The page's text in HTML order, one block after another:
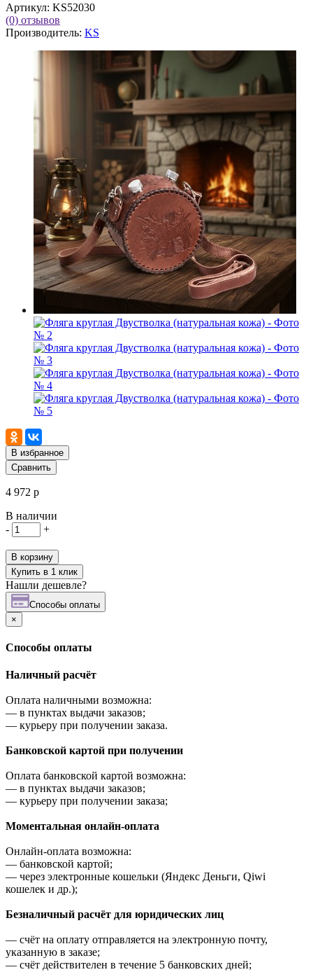
Артикул: KS52030
(0) отзывов
Производитель: KS
В избранное
Сравнить
4 972 р
В наличии
-
+
В корзину
Купить в 1 клик
Нашли дешевле?
Cпособы оплаты
×
Cпособы оплаты
Наличный расчёт
Оплата наличными возможна:
— в пунктах выдачи заказов;
— курьеру при получении заказа.
Банковской картой при получении
Оплата банковской картой возможна:
— в пунктах выдачи заказов;
— курьеру при получении заказа;
Моментальная онлайн-оплата
Онлайн-оплата возможна:
— банковской картой;
— через электронные кошельки (Яндекс Деньги, Qiwi
кошелек и др.);
Безналичный расчёт для юридических лиц
— счёт на оплату отправляется на электронную почту,
указанную в заказе;
— счёт действителен в течение 5 банковских дней;